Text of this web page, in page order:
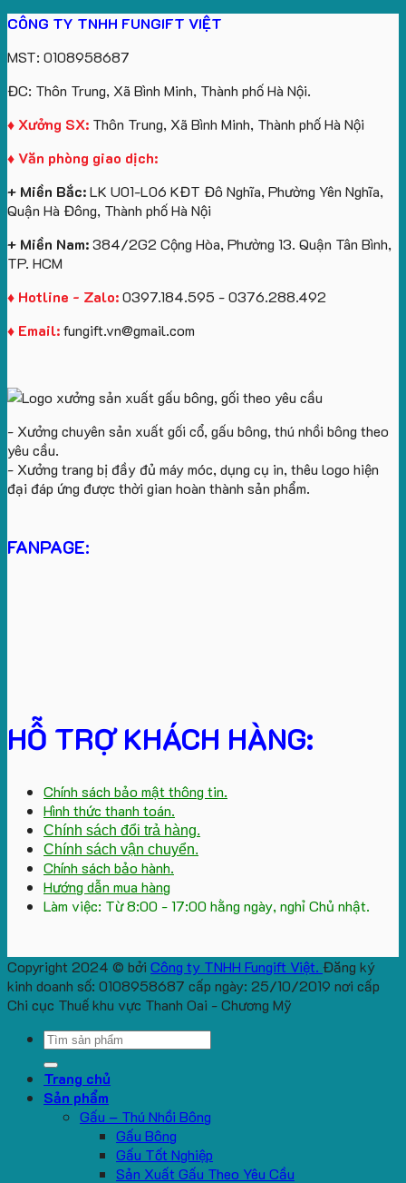
Công
Ty
Lữ
lớn
logo
Trung
số
lượng
lớn
theo
cầu
bông
giấy
in
logo
CÔNG TY TNHH FUNGIFT VIỆT
MST: 0108958687
ĐC: Thôn Trung, Xã Bình Minh, Thành phố Hà Nội.
♦ Xưởng SX: Thôn Trung, Xã Bình Minh, Thành phố Hà Nội
♦ Văn phòng giao dịch:
+ Miền Bắc:LK U01-L06 KĐT Đô Nghĩa, Phường Yên Nghĩa,
Quận Hà Đông, Thành phố Hà Nội
+ Miền Nam:384/2G2 Cộng Hòa, Phường 13. Quận Tân Bình,
TP. HCM
♦ Hotline - Zalo:0397.184.595 - 0376.288.492
♦ Email:fungift.vn@gmail.com
- Xưởng chuyên sản xuất gối cổ, gấu bông, thú nhồi bông theo
yêu cầu.
- Xưởng trang bị đầy đủ máy móc, dụng cụ in, thêu logo hiện
đại đáp ứng được thời gian hoàn thành sản phẩm.
FANPAGE:
HỖ TRỢ KHÁCH HÀNG:
Chính sách bảo mật thông tin.
Hình thức thanh toán.
Chính sách đổi trả hàng.
Chính sách vận chuyển.
Chính sách bảo hành.
Hướng dẫn mua hàng
Làm việc: Từ 8:00 - 17:00 hằng ngày, nghỉ Chủ nhật.
Copyright 2024 © bởi Công ty TNHH Fungift Việt. Đăng ký
kinh doanh số: 0108958687 cấp ngày: 25/10/2019 nơi cấp
Chi cục Thuế khu vực Thanh Oai - Chương Mỹ
Search
Trang chủ
Sản phẩm
Gấu – Thú Nhồi Bông
Gấu Bông
Gấu Tốt Nghiệp
Sản Xuất Gấu Theo Yêu Cầu